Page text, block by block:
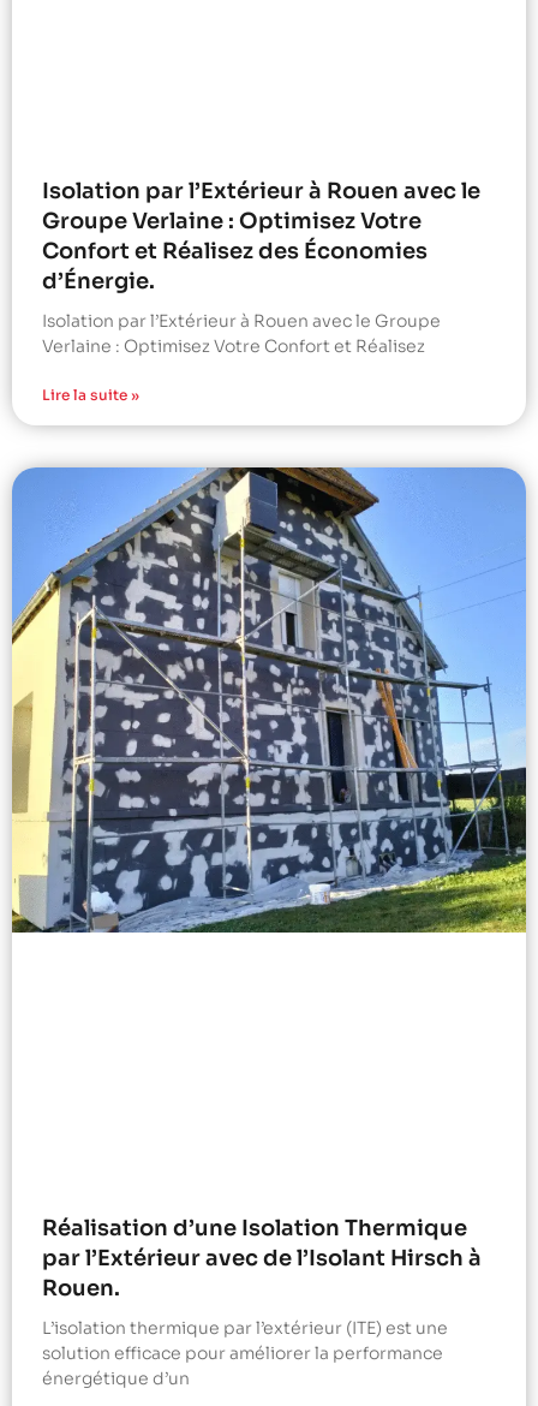
Isolation par l’Extérieur à Rouen avec le
Groupe Verlaine : Optimisez Votre
Confort et Réalisez des Économies
d’Énergie.
Isolation par l’Extérieur à Rouen avec le Groupe
Verlaine : Optimisez Votre Confort et Réalisez
Lire la suite »
Réalisation d’une Isolation Thermique
par l’Extérieur avec de l’Isolant Hirsch à
Rouen.
L’isolation thermique par l’extérieur (ITE) est une
solution efficace pour améliorer la performance
énergétique d’un